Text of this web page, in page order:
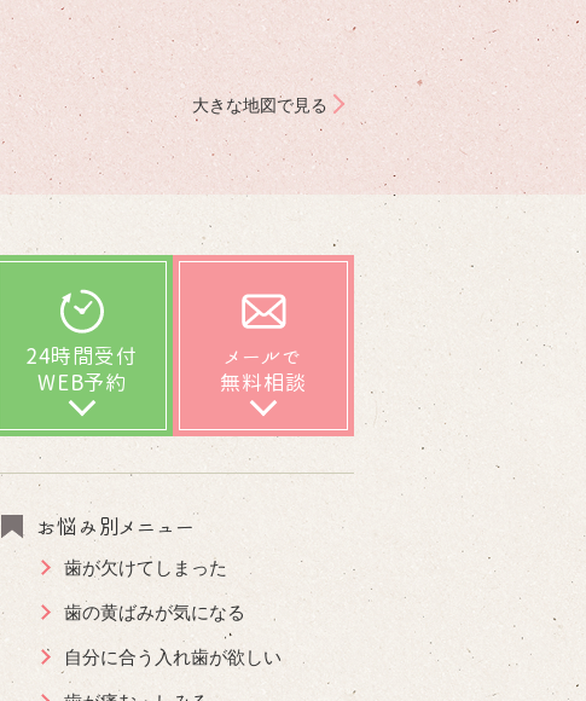
大きな地図で見る
24時間受付
WEB予約
メールで
無料相談
お悩み別メニュー
歯が欠けてしまった
歯の黄ばみが気になる
自分に合う入れ歯が欲しい